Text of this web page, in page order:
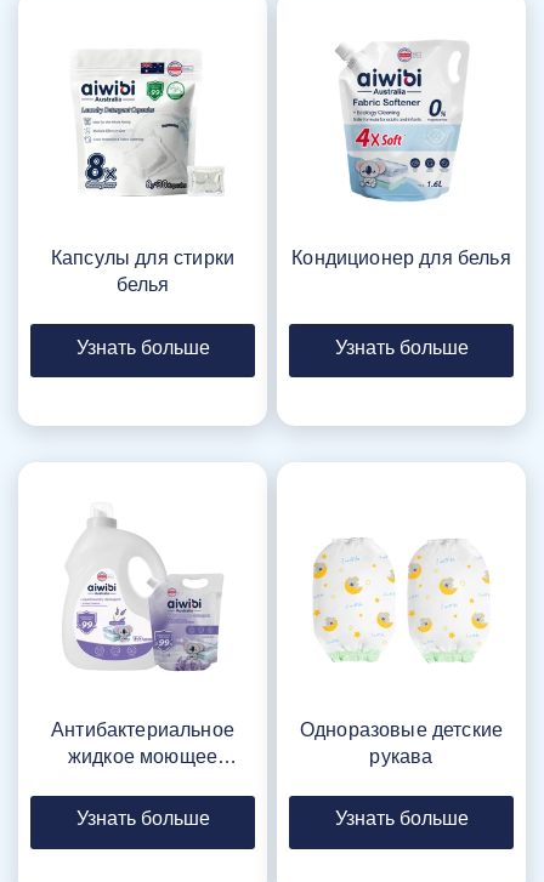
Капсулы для стирки
белья
Узнать больше
Кондиционер для белья
Узнать больше
Антибактериальное
жидкое моющее
Узнать больше
Одноразовые детские
рукава
Узнать больше